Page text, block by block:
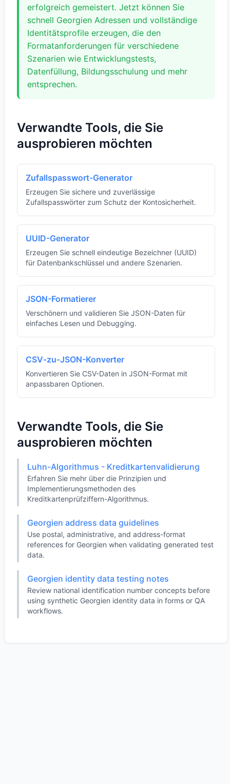
erfolgreich gemeistert. Jetzt können Sie
schnell Georgien Adressen und vollständige
Identitätsprofile erzeugen, die den
Formatanforderungen für verschiedene
Szenarien wie Entwicklungstests,
Datenfüllung, Bildungsschulung und mehr
entsprechen.
Verwandte Tools, die Sie
ausprobieren möchten
Zufallspasswort-Generator
Erzeugen Sie sichere und zuverlässige
Zufallspasswörter zum Schutz der Kontosicherheit.
UUID-Generator
Erzeugen Sie schnell eindeutige Bezeichner (UUID)
für Datenbankschlüssel und andere Szenarien.
JSON-Formatierer
Verschönern und validieren Sie JSON-Daten für
einfaches Lesen und Debugging.
CSV-zu-JSON-Konverter
Konvertieren Sie CSV-Daten in JSON-Format mit
anpassbaren Optionen.
Verwandte Tools, die Sie
ausprobieren möchten
Luhn-Algorithmus - Kreditkartenvalidierung
Erfahren Sie mehr über die Prinzipien und
Implementierungsmethoden des
Kreditkartenprüfziffern-Algorithmus.
Georgien address data guidelines
Use postal, administrative, and address-format
references for Georgien when validating generated test
data.
Georgien identity data testing notes
Review national identification number concepts before
using synthetic Georgien identity data in forms or QA
workflows.